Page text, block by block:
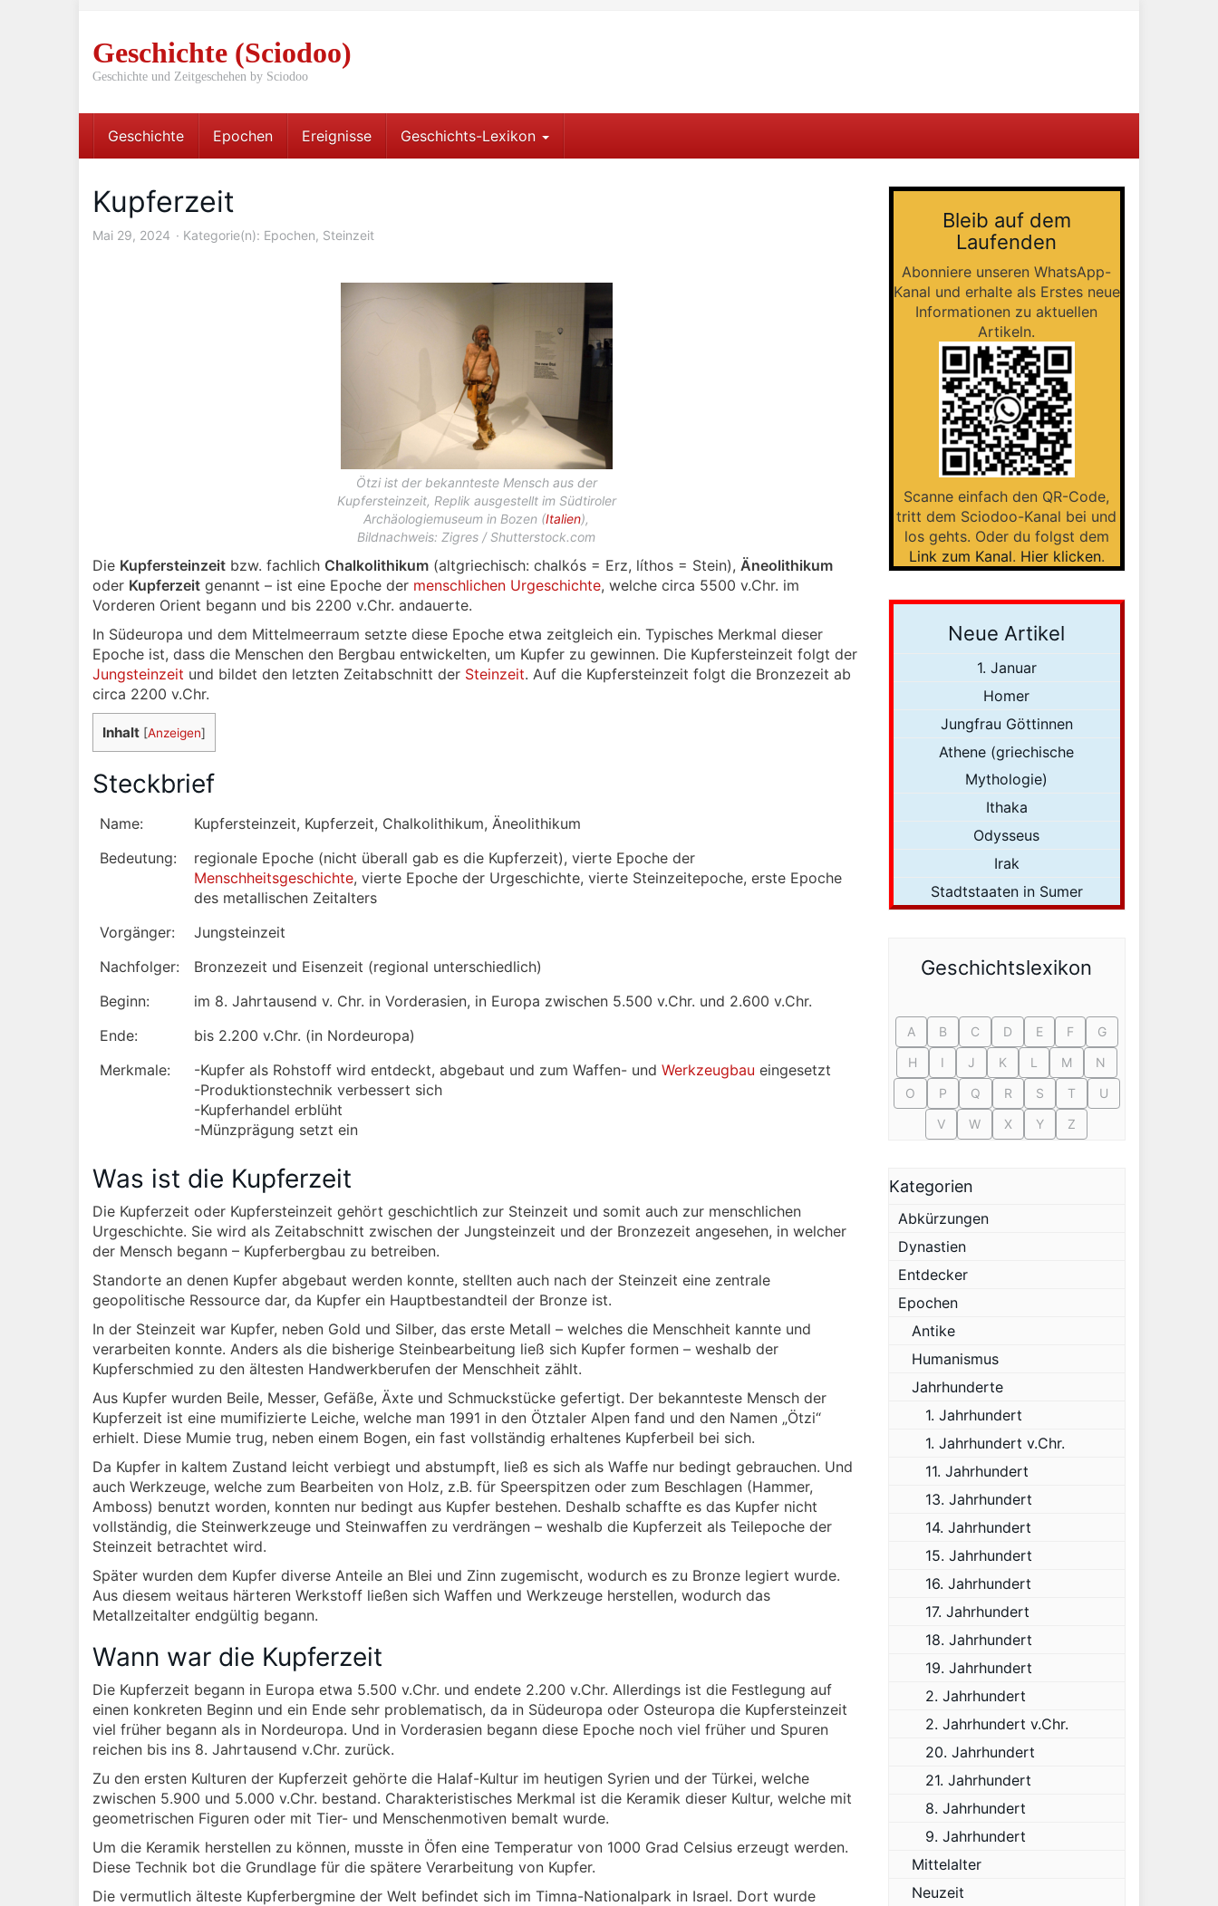
Geschichte (Sciodoo)
Geschichte und Zeitgeschehen by Sciodoo
Geschichte Epochen Ereignisse Geschichts-Lexikon
Kupferzeit
Mai 29, 2024 Kategorie(n): Epochen, Steinzeit
Ötzi ist der bekannteste Mensch aus der
Kupfersteinzeit, Replik ausgestellt im Südtiroler
Archäologiemuseum in Bozen (Italien),
Bildnachweis: Zigres / Shutterstock.com
Die Kupfersteinzeit bzw. fachlich Chalkolithikum (altgriechisch: chalkós = Erz, líthos = Stein), Äneolithikum
oder Kupferzeit genannt – ist eine Epoche der menschlichen Urgeschichte, welche circa 5500 v.Chr. im
Vorderen Orient begann und bis 2200 v.Chr. andauerte.
In Südeuropa und dem Mittelmeerraum setzte diese Epoche etwa zeitgleich ein. Typisches Merkmal dieser
Epoche ist, dass die Menschen den Bergbau entwickelten, um Kupfer zu gewinnen. Die Kupfersteinzeit folgt der
Jungsteinzeit und bildet den letzten Zeitabschnitt der Steinzeit. Auf die Kupfersteinzeit folgt die Bronzezeit ab
circa 2200 v.Chr.
Inhalt [Anzeigen]
Steckbrief
Name:
Kupfersteinzeit, Kupferzeit, Chalkolithikum, Äneolithikum
Bedeutung:
regionale Epoche (nicht überall gab es die Kupferzeit), vierte Epoche der
Menschheitsgeschichte, vierte Epoche der Urgeschichte, vierte Steinzeitepoche, erste Epoche
des metallischen Zeitalters
Vorgänger:
Jungsteinzeit
Nachfolger:
Bronzezeit und Eisenzeit (regional unterschiedlich)
Beginn:
im 8. Jahrtausend v. Chr. in Vorderasien, in Europa zwischen 5.500 v.Chr. und 2.600 v.Chr.
Ende:
bis 2.200 v.Chr. (in Nordeuropa)
Merkmale:
-Kupfer als Rohstoff wird entdeckt, abgebaut und zum Waffen- undWerkzeugbau eingesetzt
-Produktionstechnik verbessert sich
-Kupferhandel erblüht
-Münzprägung setzt ein
Was ist die Kupferzeit
Die Kupferzeit oder Kupfersteinzeit gehört geschichtlich zur Steinzeit und somit auch zur menschlichen
Urgeschichte. Sie wird als Zeitabschnitt zwischen der Jungsteinzeit und der Bronzezeit angesehen, in welcher
der Mensch begann – Kupferbergbau zu betreiben.
Standorte an denen Kupfer abgebaut werden konnte, stellten auch nach der Steinzeit eine zentrale
geopolitische Ressource dar, da Kupfer ein Hauptbestandteil der Bronze ist.
In der Steinzeit war Kupfer, neben Gold und Silber, das erste Metall – welches die Menschheit kannte und
verarbeiten konnte. Anders als die bisherige Steinbearbeitung ließ sich Kupfer formen – weshalb der
Kupferschmied zu den ältesten Handwerkberufen der Menschheit zählt.
Aus Kupfer wurden Beile, Messer, Gefäße, Äxte und Schmuckstücke gefertigt. Der bekannteste Mensch der
Kupferzeit ist eine mumifizierte Leiche, welche man 1991 in den Ötztaler Alpen fand und den Namen „Ötzi“
erhielt. Diese Mumie trug, neben einem Bogen, ein fast vollständig erhaltenes Kupferbeil bei sich.
Da Kupfer in kaltem Zustand leicht verbiegt und abstumpft, ließ es sich als Waffe nur bedingt gebrauchen. Und
auch Werkzeuge, welche zum Bearbeiten von Holz, z.B. für Speerspitzen oder zum Beschlagen (Hammer,
Amboss) benutzt worden, konnten nur bedingt aus Kupfer bestehen. Deshalb schaffte es das Kupfer nicht
vollständig, die Steinwerkzeuge und Steinwaffen zu verdrängen – weshalb die Kupferzeit als Teilepoche der
Steinzeit betrachtet wird.
Später wurden dem Kupfer diverse Anteile an Blei und Zinn zugemischt, wodurch es zu Bronze legiert wurde.
Aus diesem weitaus härteren Werkstoff ließen sich Waffen und Werkzeuge herstellen, wodurch das
Metallzeitalter endgültig begann.
Wann war die Kupferzeit
Die Kupferzeit begann in Europa etwa 5.500 v.Chr. und endete 2.200 v.Chr. Allerdings ist die Festlegung auf
einen konkreten Beginn und ein Ende sehr problematisch, da in Südeuropa oder Osteuropa die Kupfersteinzeit
viel früher begann als in Nordeuropa. Und in Vorderasien begann diese Epoche noch viel früher und Spuren
reichen bis ins 8. Jahrtausend v.Chr. zurück.
Zu den ersten Kulturen der Kupferzeit gehörte die Halaf-Kultur im heutigen Syrien und der Türkei, welche
zwischen 5.900 und 5.000 v.Chr. bestand. Charakteristisches Merkmal ist die Keramik dieser Kultur, welche mit
geometrischen Figuren oder mit Tier- und Menschenmotiven bemalt wurde.
Um die Keramik herstellen zu können, musste in Öfen eine Temperatur von 1000 Grad Celsius erzeugt werden.
Diese Technik bot die Grundlage für die spätere Verarbeitung von Kupfer.
Die vermutlich älteste Kupferbergmine der Welt befindet sich im Timna-Nationalpark in Israel. Dort wurde
Bleib auf dem
Laufenden
Abonniere unseren WhatsApp-
Kanal und erhalte als Erstes neue
Informationen zu aktuellen
Artikeln.
Scanne einfach den QR-Code,
tritt dem Sciodoo-Kanal bei und
los gehts. Oder du folgst dem
Link zum Kanal. Hier klicken.
Neue Artikel
1. Januar
Homer
Jungfrau Göttinnen
Athene (griechische
Mythologie)
Ithaka
Odysseus
Irak
Stadtstaaten in Sumer
Geschichtslexikon
A B C D E F
G
H
I J K L M
N
O
P Q R S T
U
V
W X Y Z
Kategorien
Abkürzungen
Dynastien
Entdecker
Epochen
Antike
Humanismus
Jahrhunderte
1. Jahrhundert
1. Jahrhundert v.Chr.
11. Jahrhundert
13. Jahrhundert
14. Jahrhundert
15. Jahrhundert
16. Jahrhundert
17. Jahrhundert
18. Jahrhundert
19. Jahrhundert
2. Jahrhundert
2. Jahrhundert v.Chr.
20. Jahrhundert
21. Jahrhundert
8. Jahrhundert
9. Jahrhundert
Mittelalter
Neuzeit